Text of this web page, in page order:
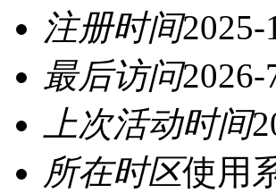
注册时间2025-
最后访问2026-
上次活动时间
所在时区使用